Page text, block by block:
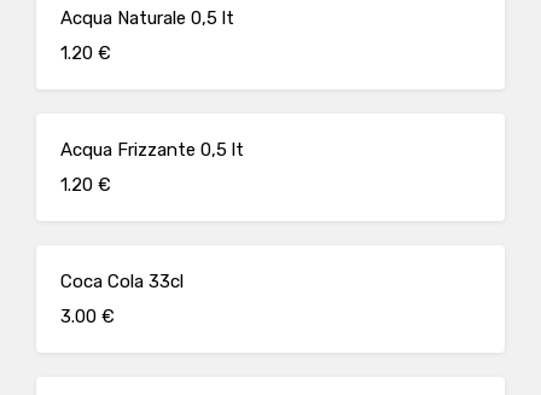
Acqua Naturale 0,5 lt
1.20 €
Acqua Frizzante 0,5 lt
1.20 €
Coca Cola 33cl
3.00 €